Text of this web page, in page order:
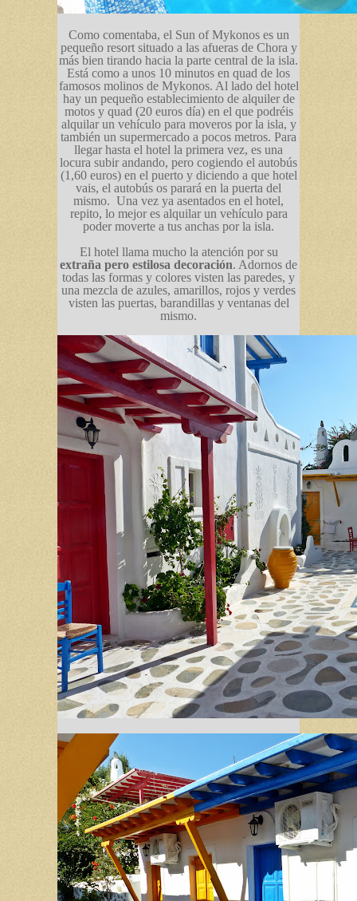
Como comentaba, el Sun of Mykonos es un
pequeño resort situado a las afueras de Chora y
más bien tirando hacia la parte central de la isla.
Está como a unos 10 minutos en quad de los
famosos molinos de Mykonos. Al lado del hotel
hay un pequeño establecimiento de alquiler de
motos y quad (20 euros día) en el que podréis
alquilar un vehículo para moveros por la isla, y
también un supermercado a pocos metros. Para
llegar hasta el hotel la primera vez, es una
locura subir andando, pero cogiendo el autobús
(1,60 euros) en el puerto y diciendo a que hotel
vais, el autobús os parará en la puerta del
mismo. Una vez ya asentados en el hotel,
repito, lo mejor es alquilar un vehículo para
poder moverte a tus anchas por la isla.
El hotel llama mucho la atención por su
extraña pero estilosa decoración. Adornos de
todas las formas y colores visten las paredes, y
una mezcla de azules, amarillos, rojos y verdes
visten las puertas, barandillas y ventanas del
mismo.